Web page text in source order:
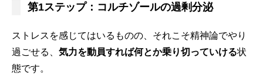
第1ステップ：コルチゾールの過剰分泌
ストレスを感じてはいるものの、それこそ精神論でやり
過ごせる、 気力を動員すれば何とか乗り切っていける状
態です。